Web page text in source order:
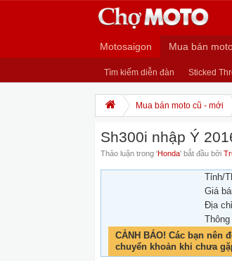
Motosaigon Mua bán
Tìm kiếm diễn đàn Sticked
Mua bán moto cũ - mới
Sh300i nhập Ý
Thảo luận trong 'Honda' bắt đầu bởi
Tỉnh/
Giá
Địa
Thông
CẢNH BÁO! Các bạn nên
chuyển khoản khi chưa